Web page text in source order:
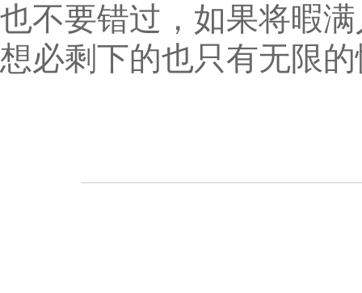
也不要错过，如果将暇
想必剩下的也只有无限